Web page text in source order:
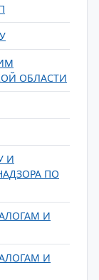
ОБЛАСТИ
И
ПО
И
И